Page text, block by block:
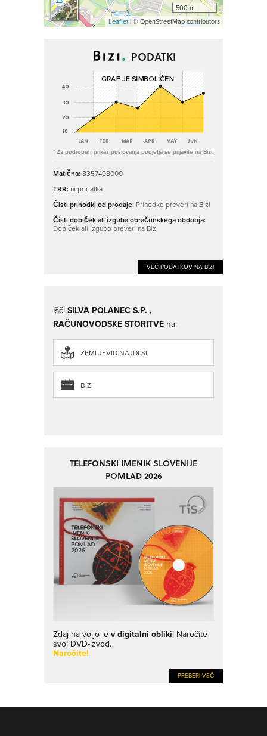
500 m
Leaflet| © OpenStreetMap contributors
PODATKI
* Za podroben prikaz poslovanja podjetja se prijavite na Bizi.
Matična:8357498000
TRR: ni podatka
Čisti prihodki od prodaje: Prihodke preveri na Bizi
Čisti dobiček ali izguba obračunskega obdobja:
Dobiček ali izgubo preveri na Bizi
VEČ PODATKOV NA BIZI
IščiSILVA POLANEC S.P. ,
RAČUNOVODSKE STORITVE na:
ZEMLJEVID.NAJDI.SI
BIZI
TELEFONSKI IMENIK SLOVENIJE
POMLAD 2026
Zdaj na voljo lev digitalni obliki! Naročite
svoj DVD-izvod.
Naročite!
PREBERI VEČ